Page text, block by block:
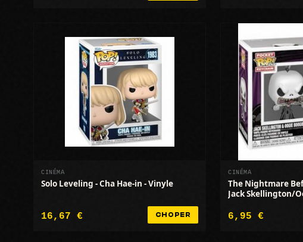
CINÉMA
Solo Leveling - Cha Hae-in - Vinyle
16,67 € CHOPER
CINÉMA
The Nightmare
Jack Skellington/
6,95 €